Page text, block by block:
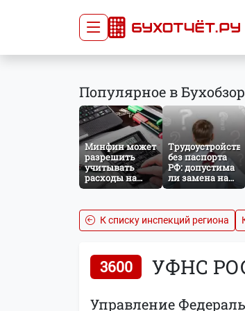
Главная
Сдать отчёт
Тарифы
Оплата
Популярное в Бухобзор
Минфин может
разрешить
учитывать
расходы на
защиту от
расчёте налога
на прибыль
Трудоустройство
без паспорта
РФ: допустима
ли замена на
загранпаспорт?
К списку инспекций региона
3600 УФНС
Управление